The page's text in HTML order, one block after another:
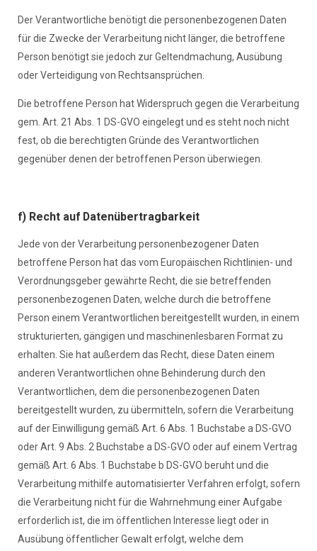
Der Verantwortliche benötigt die personenbezogenen Daten
für die Zwecke der Verarbeitung nicht länger, die betroffene
Person benötigt sie jedoch zur Geltendmachung, Ausübung
oder Verteidigung von Rechtsansprüchen.
Die betroffene Person hat Widerspruch gegen die Verarbeitung
gem. Art. 21 Abs. 1 DS-GVO eingelegt und es steht noch nicht
fest, ob die berechtigten Gründe des Verantwortlichen
gegenüber denen der betroffenen Person überwiegen.
f) Recht auf Datenübertragbarkeit
Jede von der Verarbeitung personenbezogener Daten
betroffene Person hat das vom Europäischen Richtlinien- und
Verordnungsgeber gewährte Recht, die sie betreffenden
personenbezogenen Daten, welche durch die betroffene
Person einem Verantwortlichen bereitgestellt wurden, in einem
strukturierten, gängigen und maschinenlesbaren Format zu
erhalten. Sie hat außerdem das Recht, diese Daten einem
anderen Verantwortlichen ohne Behinderung durch den
Verantwortlichen, dem die personenbezogenen Daten
bereitgestellt wurden, zu übermitteln, sofern die Verarbeitung
auf der Einwilligung gemäß Art. 6 Abs. 1 Buchstabe a DS-GVO
oder Art. 9 Abs. 2 Buchstabe a DS-GVO oder auf einem Vertrag
gemäß Art. 6 Abs. 1 Buchstabe b DS-GVO beruht und die
Verarbeitung mithilfe automatisierter Verfahren erfolgt, sofern
die Verarbeitung nicht für die Wahrnehmung einer Aufgabe
erforderlich ist, die im öffentlichen Interesse liegt oder in
Ausübung öffentlicher Gewalt erfolgt, welche dem